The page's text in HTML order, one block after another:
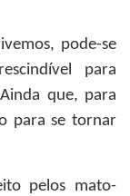
pode-se
para
que, para
para se tornar
pelos mato-